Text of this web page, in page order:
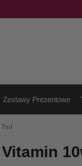
Zestawy Prezentowe